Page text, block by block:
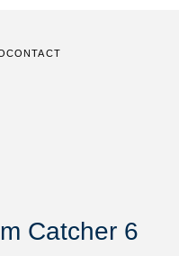
CONTACT
Catcher 6